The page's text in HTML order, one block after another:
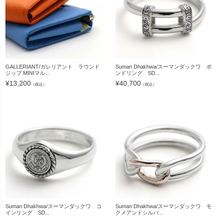
GALLERIANT/ガレリアント ラウンド
ジップ MINIマル...
¥13,200 （税込）
Suman Dhakhwa/スーマンダックワ ボ
ンドリング SD...
¥40,700 （税込）
Suman Dhakhwa/スーマンダックワ コ
インリング SD...
Suman Dhakhwa/スーマンダックワ モ
クメアンドシルバ...